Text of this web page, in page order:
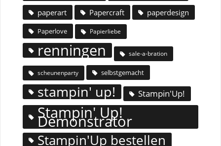
paperart
Papercraft paperdesign
Paperlove Papierliebe
renningen sale-a-bration
scheunenparty selbstgemacht
stampin' up! Stampin'Up!
Stampin' Up!
Demonstrator
Stampin'Up bestellen